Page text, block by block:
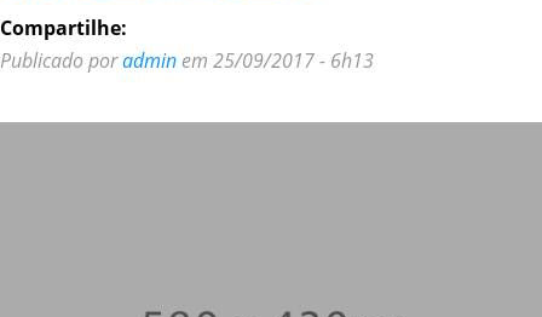
Compartilhe:
Publicado poradmin em 25/09/2017 - 6h13